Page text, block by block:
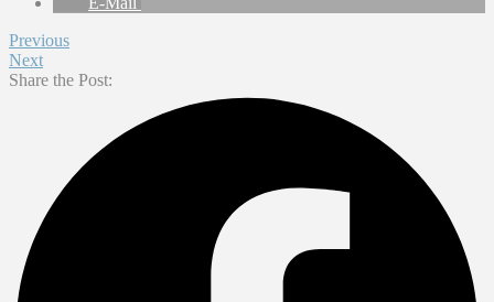
Previous
Next
Share the Post: